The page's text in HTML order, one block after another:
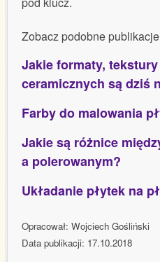
Zobacz podobne
Jakie formaty,
ceramicznych są dziś
Farby do malowania
Jakie są różnice
a polerowanym?
Układanie płytek na
Opracował: Wojciech Gośliński
Data publikacji: 17.10.2018